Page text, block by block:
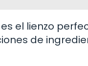
el lienzo
de